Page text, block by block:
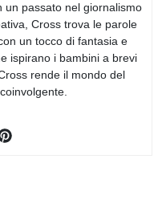
un passato nel giornalismo
Cross trova le parole
un tocco di fantasia e
ispirano i bambini a brevi
rende il mondo del